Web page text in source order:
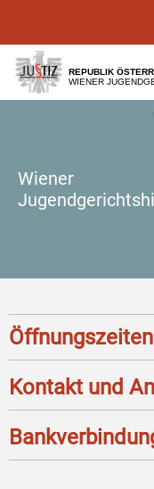
[1]
[2]
REPUBLIK
WIENER
Wiener
Öffnungszeiten
Kontakt und